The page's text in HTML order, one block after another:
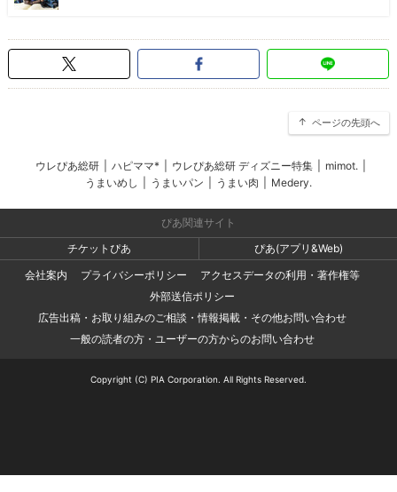
ページの先頭へ
ウレぴあ総研 ハピママ* ウレぴあ総研 ディズニー特集 mimot.
うまいめし
うまいパン うまい肉 Medery.
ぴあ関連サイト
チケットぴあ
ぴあ(アプリ&Web)
会社案内
プライバシーポリシー
アクセスデータの利用・著作権等
外部送信ポリシー
広告出稿・お取り組みのご相談・情報掲載・その他お問い合わせ
一般の読者の方・ユーザーの方からのお問い合わせ
Copyright (C) PIA Corporation. All Rights Reserved.